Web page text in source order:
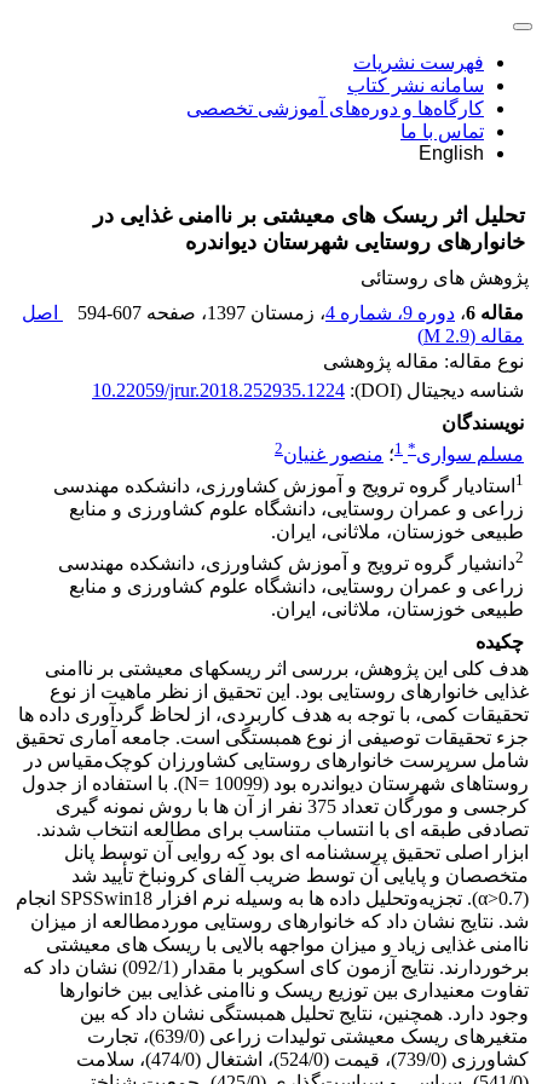
فهرست نشریات
سامانه نشر کتاب
کارگاه‌ها و دوره‌های آموزشی تخصصی
تماس با ما
English
تحلیل اثر ریسک‏ های معیشتی بر ناامنی غذایی در
خانوارهای روستایی شهرستان دیواندره
پژوهش های روستائی
مقاله 6
، دوره 9، شماره 4 ، زمستان 1397 ، صفحه 594-607
اصل
مقاله (2.9 M
)
نوع مقاله: مقاله پژوهشی
شناسه دیجیتال (DOI):
10.22059/jrur.2018.252935.1224
نویسندگان
مسلم سواری*
1؛ منصور غنیان2
1 استادیار گروه ترویج و آموزش کشاورزی، دانشکده مهندسی
زراعی و عمران روستایی، دانشگاه علوم کشاورزی و منابع
طبیعی خوزستان، ملاثانی، ایران.
2دانشیار گروه ترویج و آموزش کشاورزی، دانشکده مهندسی
زراعی و عمران روستایی، دانشگاه علوم کشاورزی و منابع
طبیعی خوزستان، ملاثانی، ایران.
چکیده
هدف کلی این پژوهش، بررسی اثر ریسک‏های معیشتی بر ناامنی
غذایی خانوارهای روستایی بود. این تحقیق از نظر ماهیت از نوع
تحقیقات کمی، با توجه به هدف کاربردی، از لحاظ گردآوری داده‏ ها
جزء تحقیقات توصیفی از نوع همبستگی است. جامعه آماری تحقیق
شامل سرپرست خانوارهای‏ روستایی کشاورزان کوچک‌مقیاس در
روستاهای شهرستان دیواندره بود (N= 10099). با استفاده از جدول
کرجسی و مورگان تعداد 375 نفر از آن‏ ها با روش نمونه‏ گیری
تصادفی طبقه‏ ای با انتساب متناسب برای مطالعه انتخاب شدند.
ابزار اصلی تحقیق پرسشنامه‏ ای بود که روایی آن توسط پانل
متخصصان و پایایی آن توسط ضریب آلفای کرونباخ تأیید شد
(α>0.7). تجزیه‌وتحلیل داده‏ ها به‏ وسیله نرم‏ افزار SPSSwin18 انجام
شد. نتایج نشان داد که خانوارهای روستایی موردمطالعه از میزان
ناامنی غذایی زیاد و میزان مواجهه بالایی با ریسک‏ های معیشتی
برخوردارند. نتایج آزمون کای اسکویر با مقدار (092/1) نشان داد که
تفاوت معنی‏داری بین توزیع ریسک و ناامنی غذایی بین خانوارها
وجود دارد. همچنین، نتایج تحلیل همبستگی نشان داد که بین
متغیرهای ریسک‏ معیشتی تولیدات زراعی (639/0)، تجارت
کشاورزی (739/0)، قیمت (524/0)، اشتغال (474/0)، سلامت